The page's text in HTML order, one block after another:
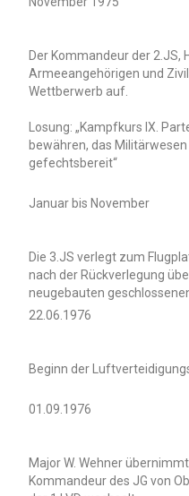
Der Kommandeur der 2.JS,
Armeeangehörigen und
Wettberwerb auf.
Losung: „Kampfkurs IX.
bewähren, das
gefechtsbereit“
Januar bis November
Die 3.JS verlegt zum
nach der Rückverlegung
neugebauten
22.06.1976
Beginn der
01.09.1976
Major W. Wehner
Kommandeur des JG von